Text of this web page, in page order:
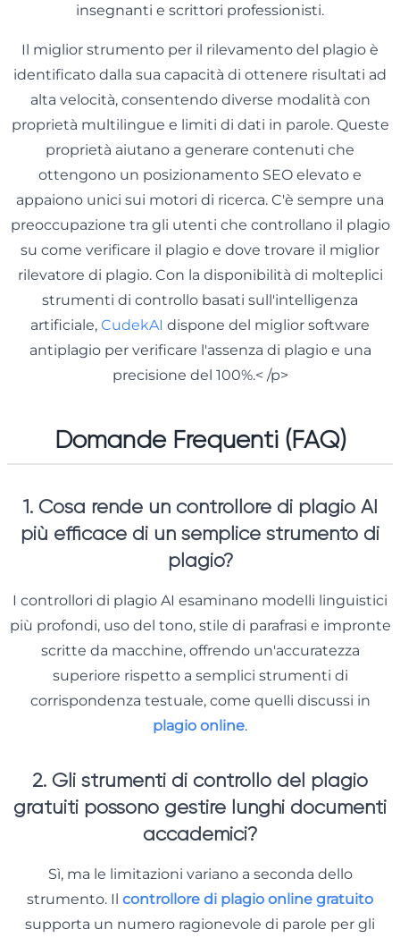
insegnanti e scrittori professionisti.
Il miglior strumento per il rilevamento del plagio è
identificato dalla sua capacità di ottenere risultati ad
alta velocità, consentendo diverse modalità con
proprietà multilingue e limiti di dati in parole. Queste
proprietà aiutano a generare contenuti che
ottengono un posizionamento SEO elevato e
appaiono unici sui motori di ricerca. C'è sempre una
preoccupazione tra gli utenti che controllano il plagio
su come verificare il plagio e dove trovare il miglior
rilevatore di plagio. Con la disponibilità di molteplici
strumenti di controllo basati sull'intelligenza
artificiale, CudekAI dispone del miglior software
antiplagio per verificare l'assenza di plagio e una
precisione del 100%.< /p>
Domande Frequenti (FAQ)
1. Cosa rende un controllore di plagio AI
più efficace di un semplice strumento di
plagio?
I controllori di plagio AI esaminano modelli linguistici
più profondi, uso del tono, stile di parafrasi e impronte
scritte da macchine, offrendo un'accuratezza
superiore rispetto a semplici strumenti di
corrispondenza testuale, come quelli discussi in
plagio online.
2. Gli strumenti di controllo del plagio
gratuiti possono gestire lunghi documenti
accademici?
Sì, ma le limitazioni variano a seconda dello
strumento. Il controllore di plagio online gratuito
supporta un numero ragionevole di parole per gli